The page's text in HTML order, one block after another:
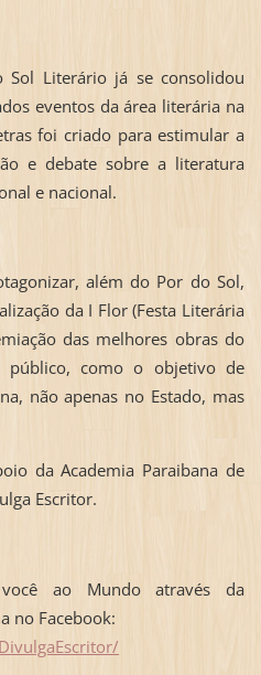
Sol Literário já se consolidou
eventos da área literária na
foi criado para estimular a
e debate sobre a literatura
e nacional.
além do Por do Sol,
da I Flor (Festa Literária
das melhores obras do
como o objetivo de
não apenas no Estado, mas
da Academia Paraibana de
Escritor.
ao Mundo através da
no Facebook: